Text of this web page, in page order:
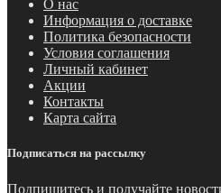
О нас
Информация о доставке
Политика безопасности
Условия соглашения
Личный кабинет
Акции
Контакты
Карта сайта
Подписаться на рассылку
Подпишитесь и получайте